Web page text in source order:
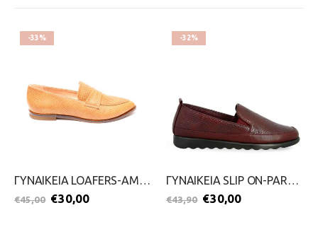
-33%
ΓΥΝΑΙΚΕΙΑ LOAFERS-AMELIA-2099-0276-ΤΑΜΠΑ
€45,00 €30,00
-32%
ΓΥΝΑΙΚΕΙΑ SLIP ON-PAREX-2111-0394-ΜΠΟΡΝΤΟ
€43,90 €30,00